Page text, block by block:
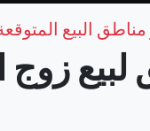
مناطق البيع
زوج